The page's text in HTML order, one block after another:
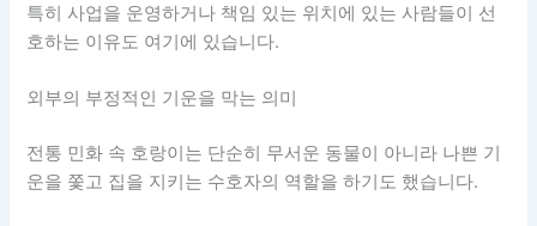
특히 사업을 운영하거나 책임 있는 위치에 있는 사람들이 선
호하는 이유도 여기에 있습니다.
외부의 부정적인 기운을 막는 의미
전통 민화 속 호랑이는 단순히 무서운 동물이 아니라 나쁜 기
운을 쫓고 집을 지키는 수호자의 역할을 하기도 했습니다.